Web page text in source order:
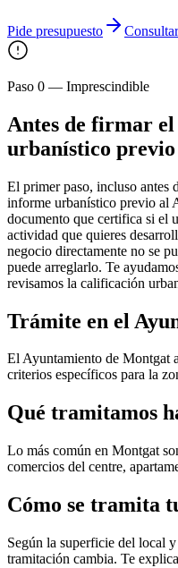
Pide presupuesto
Paso 0 — Imprescindible
Antes de firmar
urbanístico previo
El primer paso, incluso antes
informe urbanístico previo al
documento que certifica si el
actividad que quieres
negocio directamente no se
puede arreglarlo. Te
revisamos la calificación
Trámite en el
El Ayuntamiento de Montgat
criterios específicos para la
Qué tramitamos
Lo más común en Montgat
comercios del centre,
Cómo se tramita
Según la superficie del local
tramitación cambia. Te